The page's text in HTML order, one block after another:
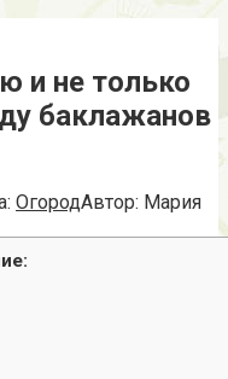
и не только
баклажанов
ОгородАвтор: Мария